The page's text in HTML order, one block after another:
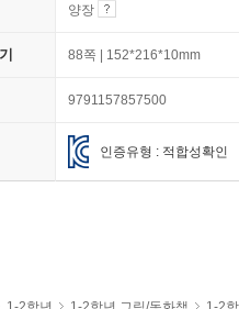
양장
88쪽 | 152*216*10mm
9791157857500
인증유형 : 적합성확인